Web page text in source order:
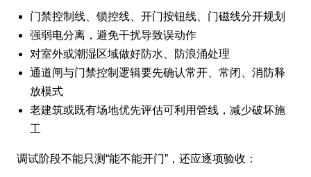
门禁控制线、锁控线、开门按钮线、门磁线分开规划
强弱电分离，避免干扰导致误动作
对室外或潮湿区域做好防水、防浪涌处理
通道闸与门禁控制逻辑要先确认常开、常闭、消防释
放模式
老建筑或既有场地优先评估可利用管线，减少破坏施
工
调试阶段不能只测“能不能开门”，还应逐项验收：